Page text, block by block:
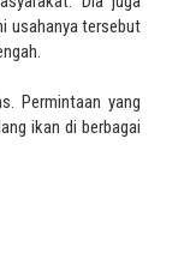
usahanya tersebut
Permintaan yang
ikan di berbagai